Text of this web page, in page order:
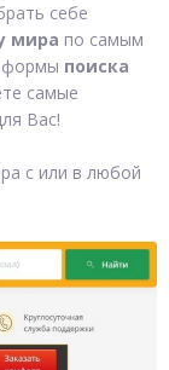
себе
мира по самым
формы поиска
самые
Вас!
с или в любой